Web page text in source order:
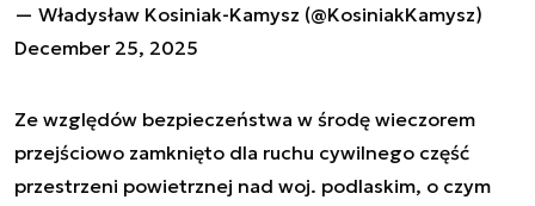
— Władysław Kosiniak-Kamysz (@KosiniakKamysz)
December 25, 2025
Ze względów bezpieczeństwa w środę wieczorem
przejściowo zamknięto dla ruchu cywilnego część
przestrzeni powietrznej nad woj. podlaskim, o czym